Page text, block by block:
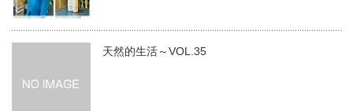
天然的生活～VOL.35